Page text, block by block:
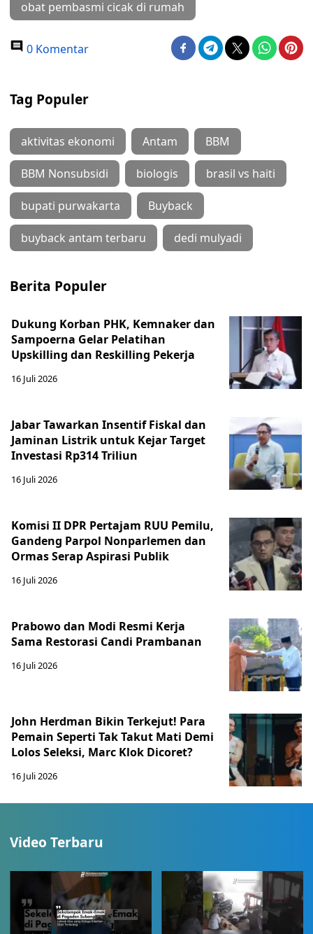
obat pembasmi cicak di rumah
0 Komentar
Tag Populer
aktivitas ekonomi Antam BBM
BBM Nonsubsidi biologis brasil vs haiti
bupati purwakarta Buyback
buyback antam terbaru dedi mulyadi
Berita Populer
Dukung Korban PHK, Kemnaker dan
Sampoerna Gelar Pelatihan
Upskilling dan Reskilling Pekerja
16 Juli 2026
Jabar Tawarkan Insentif Fiskal dan
Jaminan Listrik untuk Kejar Target
Investasi Rp314 Triliun
16 Juli 2026
Komisi II DPR Pertajam RUU Pemilu,
Gandeng Parpol Nonparlemen dan
Ormas Serap Aspirasi Publik
16 Juli 2026
Prabowo dan Modi Resmi Kerja
Sama Restorasi Candi Prambanan
16 Juli 2026
John Herdman Bikin Terkejut! Para
Pemain Seperti Tak Takut Mati Demi
Lolos Seleksi, Marc Klok Dicoret?
16 Juli 2026
Video Terbaru